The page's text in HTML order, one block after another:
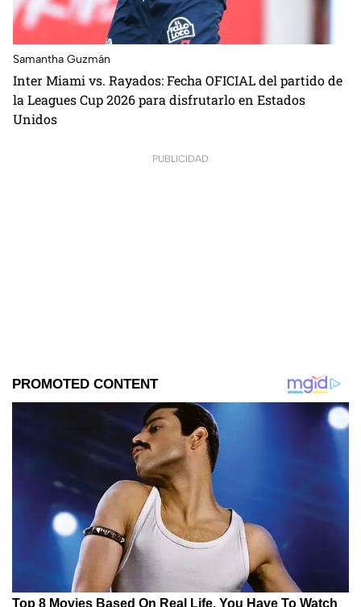
Samantha Guzmán
Inter Miami vs. Rayados: Fecha OFICIAL del partido de
la Leagues Cup 2026 para disfrutarlo en Estados
Unidos
PUBLICIDAD